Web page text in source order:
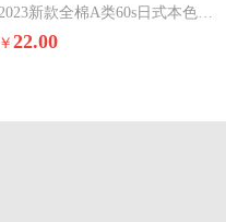
2023新款全棉A类60s日式本色原棉超柔枕低枕
￥ 22.00